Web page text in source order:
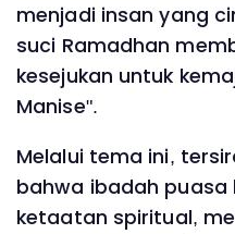
menjadi insan yang
suci Ramadhan
kesejukan untuk
Manise".
Melalui tema ini,
bahwa ibadah puasa
ketaatan spiritual,